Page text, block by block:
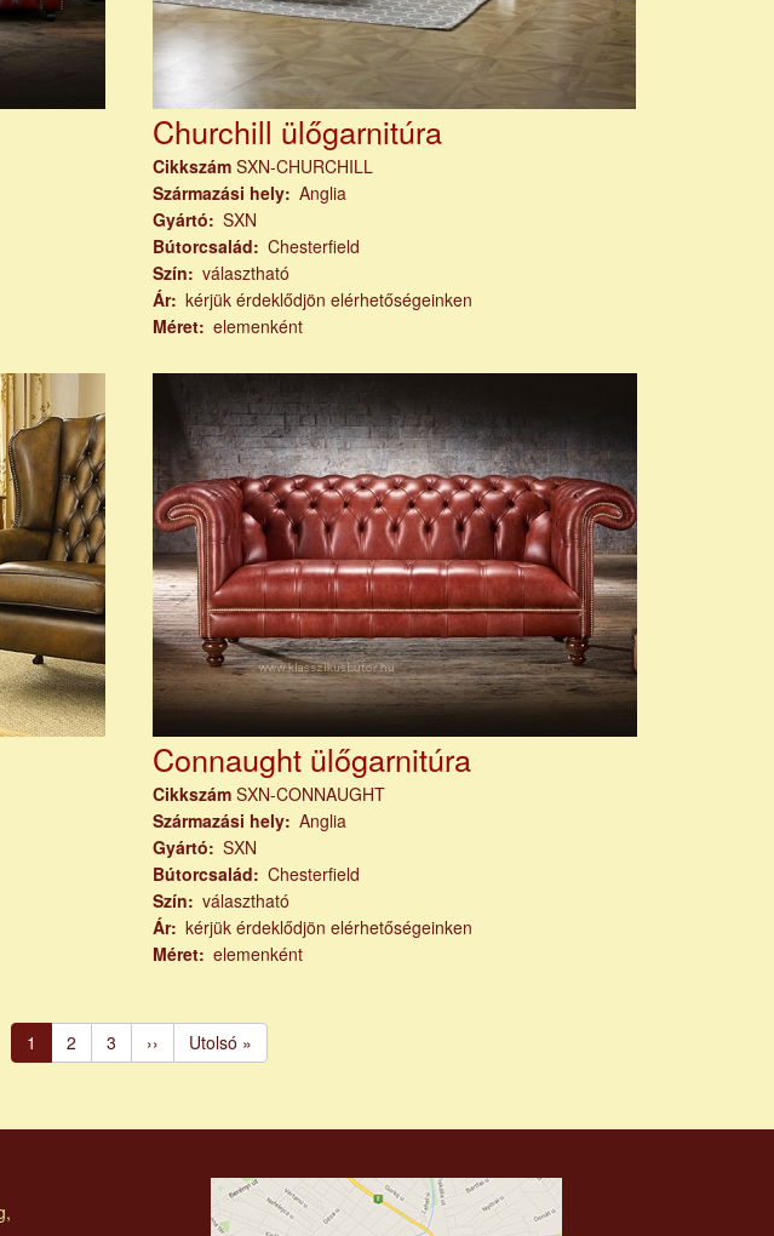
Churchill ülőgarnitúra
Cikkszám SXN-CHURCHILL
Származási hely
Anglia
Gyártó
SXN
Bútorcsalád
Chesterfield
Szín
választható
Ár kérjük érdeklődjön elérhetőségeinken
Méret
elemenként
Connaught ülőgarnitúra
Cikkszám SXN-CONNAUGHT
Származási hely
Anglia
Gyártó
SXN
Bútorcsalád
Chesterfield
Szín
választható
Ár kérjük érdeklődjön elérhetőségeinken
Méret
elemenként
Jelenlegi
oldal
1 Page
2 Page
3
Következő
oldal
››
Utolsó
oldal
Utolsó »